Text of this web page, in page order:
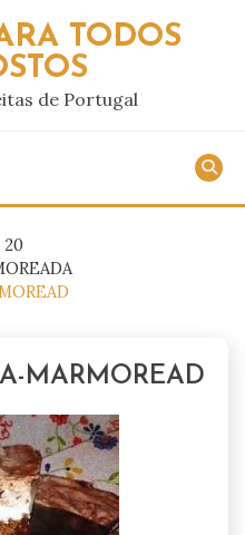
TODOS
de Portugal
20
MARMOREAD